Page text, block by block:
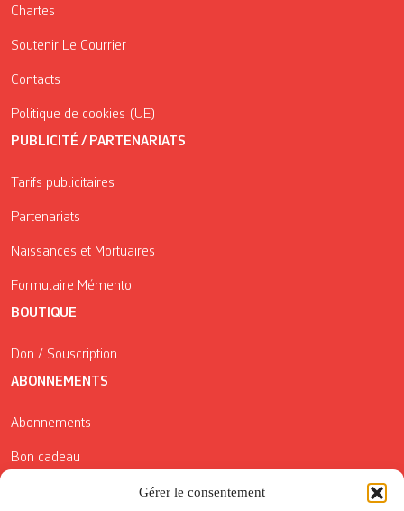
Gérer le consentement
Chartes
Soutenir Le Courrier
Contacts
Politique de cookies (UE)
PUBLICITÉ / PARTENARIATS
Tarifs publicitaires
Partenariats
Naissances et Mortuaires
Formulaire Mémento
BOUTIQUE
Don / Souscription
ABONNEMENTS
Abonnements
Bon cadeau
Conditions générales de vente